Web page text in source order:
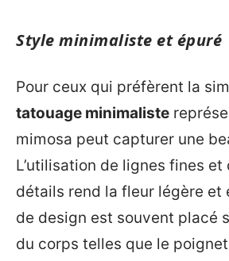
Style minimaliste et épuré
Pour ceux qui préfèrent la
tatouage minimaliste
mimosa peut capturer une
L’utilisation de lignes fines et
détails rend la fleur légère et
de design est souvent placé
du corps telles que le